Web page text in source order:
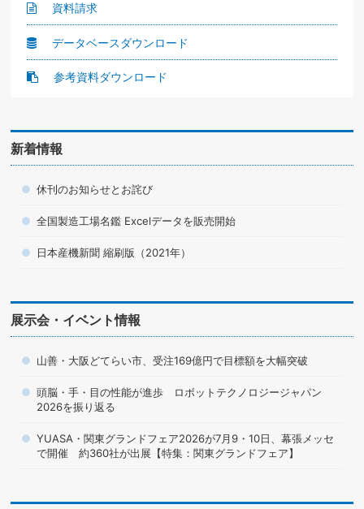
資料請求
データベースダウンロード
参考資料ダウンロード
新着情報
休刊のお知らせとお詫び
全国製造工場名鑑 Excelデータを販売開始
日本産機新聞 縮刷版（2021年）
展示会・イベント情報
山善・大阪どてらい市、受注169億円で目標額を大幅突破
頭脳・手・目の性能が進歩 ロボットテクノロジージャパン
2026を振り返る
YUASA・関東グランドフェア2026が7月9・10日、幕張メッセ
で開催 約360社が出展【特集：関東グランドフェア】